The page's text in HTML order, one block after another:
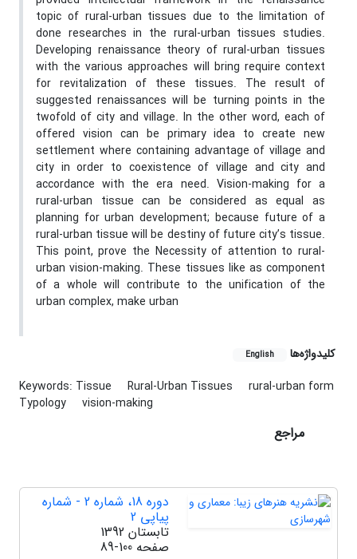
topic of rural-urban tissues due to the limitation of
done researches in the rural-urban tissues studies.
Developing renaissance theory of rural-urban tissues
with the various approaches will bring require context
for revitalization of these tissues. The result of
suggested renaissances will be turning points in the
twofold of city and village. In the other word, each of
offered vision can be primary idea to create new
settlement where containing advantage of village and
city in order to coexistence of village and city and
accordance with the era need. Vision-making for a
rural-urban tissue can be considered as equal as
planning for urban development; because future of a
rural-urban tissue will be destiny of future city’s tissue.
This point, prove the Necessity of attention to rural-
urban vision-making. These tissues like as component
of a whole will contribute to the unification of the
urban complex, make urban
کلیدواژه‌ها English
Keywords: Tissue Rural-Urban Tissues
rural-urban form
Typology
vision-making
مراجع
دوره 18، شماره 2 - شماره
پیاپی 2
تابستان 1392
صفحه 89-100